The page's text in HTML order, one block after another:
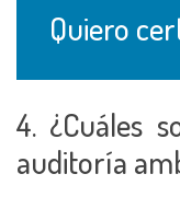
Quiero
4. ¿Cuáles
auditoría